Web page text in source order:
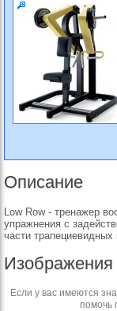
Описание
Low Row - тренажер
упражнения с
части
Изображения
Если у вас имеются
помочь